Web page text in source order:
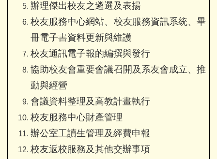
辦理傑出校友之遴選及表揚
校友服務中心網站、校友服務資訊系統、畢
冊電子書資料更新與維護
校友通訊電子報的編撰與發行
協助校友會重要會議召開及系友會成立、 推
動與經營
會議資料整理及高教計畫執行
校友服務中心財產管理
辦公室工讀生管理及經費申報
校友返校服務及其他交辦事項